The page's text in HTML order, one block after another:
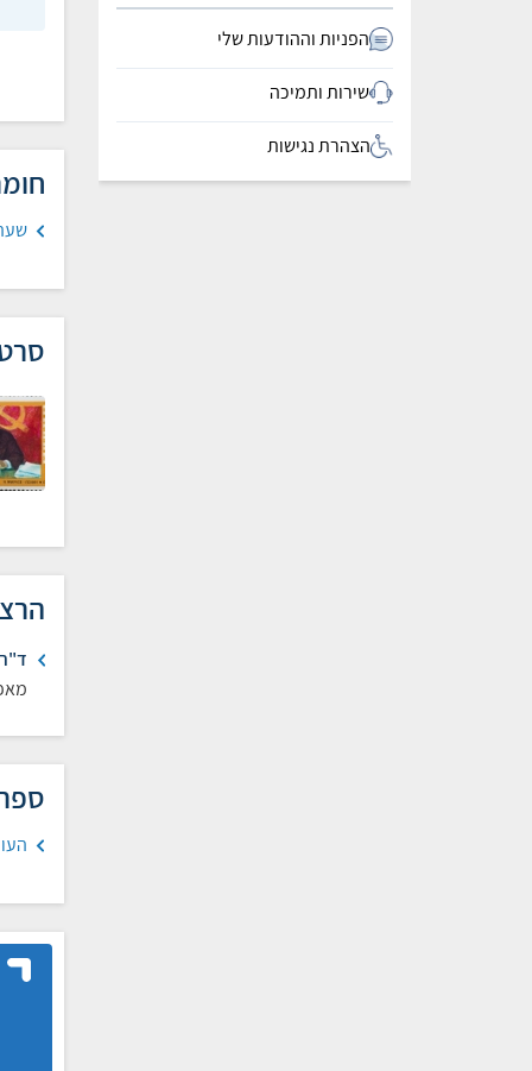
הפניות וההודעות שלי
שירות ותמיכה
הצהרת נגישות